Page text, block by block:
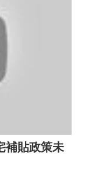
補貼政策未